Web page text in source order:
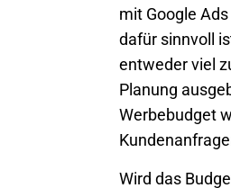
mit Google Ads
dafür sinnvoll
entweder viel
Planung
Werbebudget
Wird das